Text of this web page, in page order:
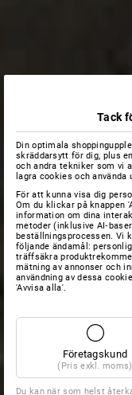
Tack
Din optimala
skräddarsytt för dig, plus
och andra tekniker som vi
lagra cookies och använda
För att kunna visa dig
Om du klickar på knappen
information om dina
metoder (inklusive
beställningsprocessen. Vi
följande ändamål:
träffsäkra
mätning av annonser och
användning av dessa
'Avvisa alla'.
Företagskund
(Pris exkl. moms)
Du kan när som helst